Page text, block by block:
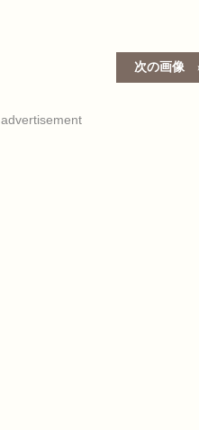
次の画像
advertisement